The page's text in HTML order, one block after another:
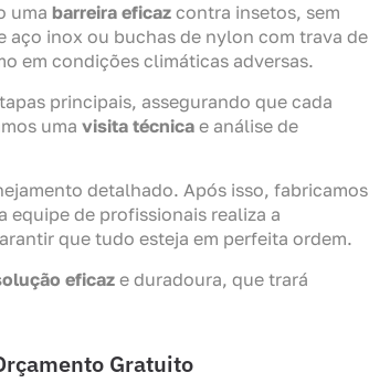
uma barreira eficaz contra insetos, sem
aço inox ou buchas de nylon com trava de
em condições climáticas adversas.
principais, assegurando que cada
uma visita técnica e análise de
detalhado. Após isso, fabricamos
equipe de profissionais realiza a
que tudo esteja em perfeita ordem.
eficaz e duradoura, que trará
Gratuito